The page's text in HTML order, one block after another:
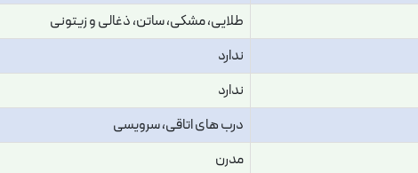
طلایی، مشکی، ساتن، ذغالی و زیتونی
ندارد
ندارد
درب های اتاقی، سرویسی
مدرن